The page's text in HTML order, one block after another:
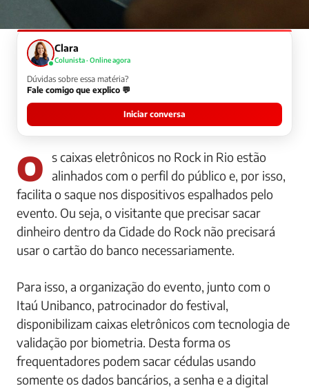
Clara
Colunista · Online agora
Dúvidas sobre essa matéria?
Fale comigo que explico 💬
Iniciar conversa
Os caixas eletrônicos no Rock in Rio estão alinhados com o perfil do público e, por isso,
facilita o saque nos dispositivos espalhados pelo
evento. Ou seja, o visitante que precisar sacar
dinheiro dentro da Cidade do Rock não precisará
usar o cartão do banco necessariamente.
Para isso, a organização do evento, junto com o
Itaú Unibanco, patrocinador do festival,
disponibilizam caixas eletrônicos com tecnologia de
validação por biometria. Desta forma os
frequentadores podem sacar cédulas usando
somente os dados bancários, a senha e a digital